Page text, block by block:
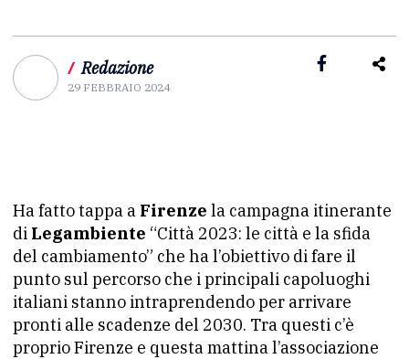
/ Redazione
29 FEBBRAIO 2024
Ha fatto tappa a Firenze la campagna itinerante
di Legambiente “Città 2023: le città e la sfida
del cambiamento” che ha l’obiettivo di fare il
punto sul percorso che i principali capoluoghi
italiani stanno intraprendendo per arrivare
pronti alle scadenze del 2030. Tra questi c’è
proprio Firenze e questa mattina l’associazione